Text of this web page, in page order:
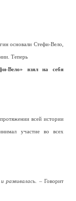
основали Стефи-Вело,
Теперь
Вело» взял на себя
всей истории
участие во всех
развивалась. – Говорит